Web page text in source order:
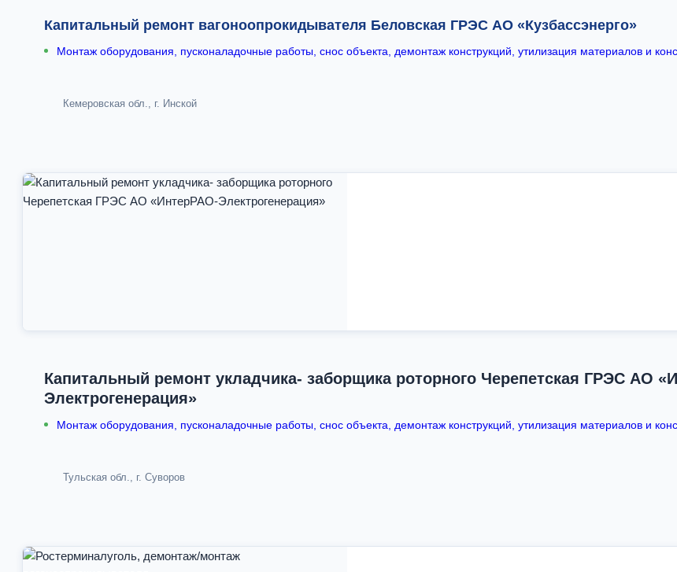
Капитальный ремонт вагоноопрокидывателя Беловская ГРЭС АО «Кузбассэнерго»
Монтаж оборудования, пусконаладочные работы, снос объекта, демонтаж конструкций, утилизация материалов и
Кемеровская обл., г. Инской
Капитальный ремонт укладчика- заборщика роторного Черепетская ГРЭС АО
Электрогенерация»
Монтаж оборудования, пусконаладочные работы, снос объекта, демонтаж конструкций, утилизация материалов и
Тульская обл., г. Суворов